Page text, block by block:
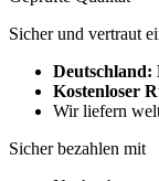
Sicher und vertraut
Deutschland:
Kostenloser
Wir liefern
Sicher bezahlen mit